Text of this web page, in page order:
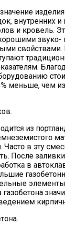
внутренних
и кровель.
звуко-
свойствами.
меньше, чем
из
Часто в эту
После
в
газобетона